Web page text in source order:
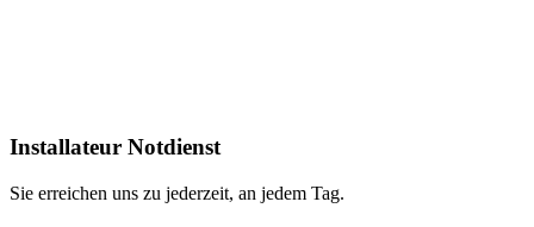
Installateur Notdienst
Sie erreichen uns zu jederzeit, an jedem Tag.